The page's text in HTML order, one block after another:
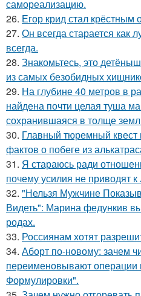
самореализацию.
26. Егор крид стал крёстным
27. Он всегда старается как
всегда.
28. Знакомьтесь, это
из самых безобидных
29. На глубине 40 метров в
найдена почти целая туша
сохранившаяся в толще
30. Главный тюремный квест
фактов о побеге из
31. Я стараюсь ради
почему усилия не приводят
32. "Нельзя Мужчине
Видеть": Марина федункив
родах.
33. Россиянам хотят
34. Аборт по-новому: зачем
переименовывают операции
Формулировки".